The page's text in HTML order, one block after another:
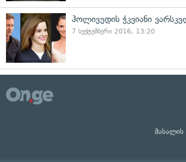
ჰოლივუდის ჭკვიანი
7 სექტემბერი 2016, 13:20
მასალის